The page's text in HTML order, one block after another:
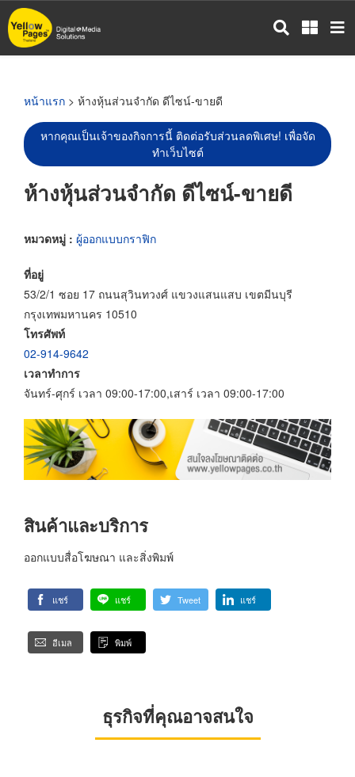
ข้าม
ไป
หน้าแรก > ห้างหุ้นส่วนจำกัด ดีไซน์-ขายดี
หากคุณเป็นเจ้าของกิจการนี้ ติดต่อรับส่วนลดพิเศษ! เพื่อจัด
ทำเว็บไซต์
ห้างหุ้นส่วนจำกัด ดีไซน์-ขายดี
หมวดหมู่ : ผู้ออกแบบกราฟิก
ที่อยู่
53/2/1 ซอย 17 ถนนสุวินทวงศ์ แขวงแสนแสบ เขตมีนบุรี
กรุงเทพมหานคร 10510
โทรศัพท์
02-914-9642
เวลาทำการ
จันทร์-ศุกร์ เวลา 09:00-17:00,เสาร์ เวลา 09:00-17:00
สินค้าและบริการ
ออกแบบสื่อโฆษณา และสิ่งพิมพ์
แชร์ แชร์ Tweet แชร์
อีเมล พิมพ์
ธุรกิจที่คุณอาจสนใจ